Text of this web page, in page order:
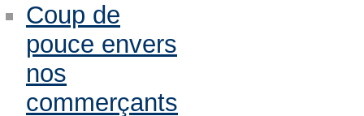
Coup de
pouce envers
nos
commerçants